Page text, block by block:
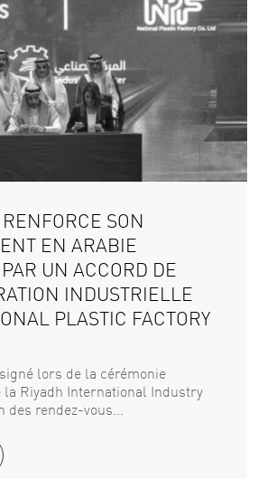
SON
EN ARABIE
UN ACCORD DE
INDUSTRIELLE
PLASTIC FACTORY
signé lors de la cérémonie
la Riyadh International Industry
des rendez-vous...